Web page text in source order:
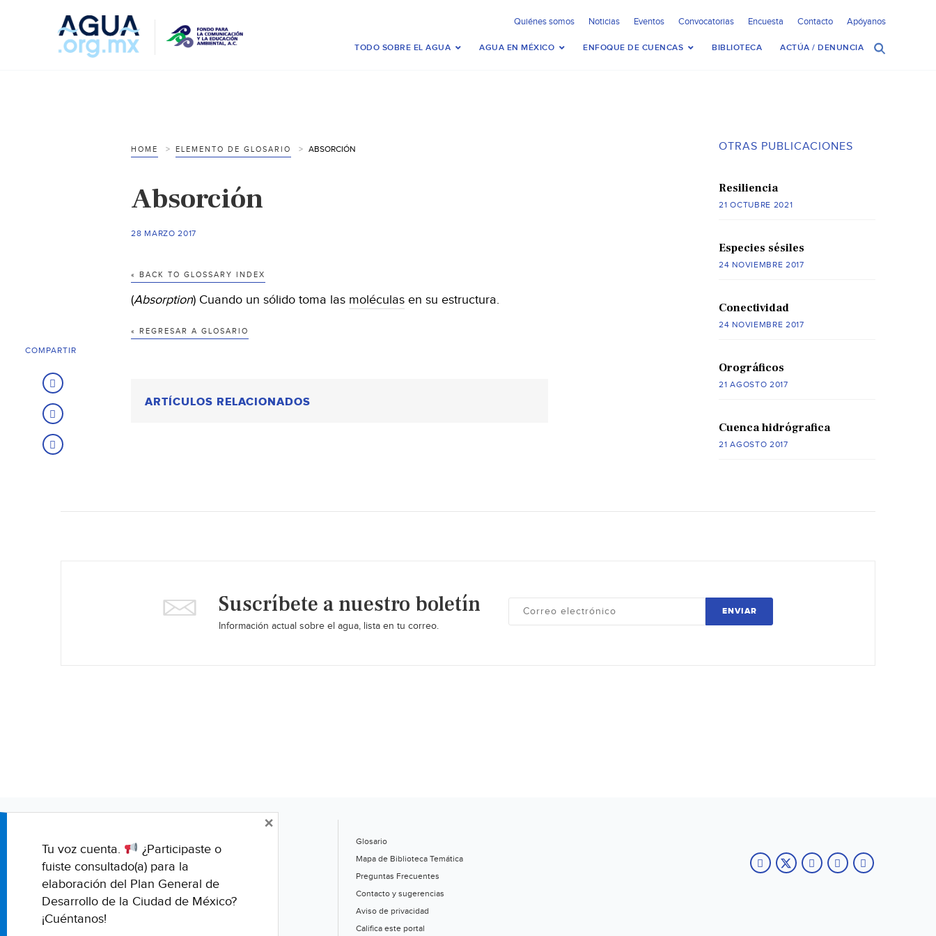
Quiénes somos Noticias Eventos Convocatorias Encuesta Contacto Apóyanos
TODO SOBRE EL AGUA AGUA EN MÉXICO ENFOQUE DE CUENCAS BIBLIOTECA ACTÚA / DENUNCIA
HOME ELEMENTO DE GLOSARIO ABSORCIÓN
Absorción
28 MARZO 2017
« BACK TO GLOSSARY INDEX
(Absorption) Cuando un sólido toma las moléculas en su estructura.
« REGRESAR A GLOSARIO
ARTÍCULOS RELACIONADOS
COMPARTIR
OTRAS PUBLICACIONES
Resiliencia
21 OCTUBRE 2021
Especies sésiles
24 NOVIEMBRE 2017
Conectividad
24 NOVIEMBRE 2017
Orográficos
21 AGOSTO 2017
Cuenca hidrógrafica
21 AGOSTO 2017
Suscríbete a nuestro boletín
Información actual sobre el agua, lista en tu correo.
ENVIAR
Glosario
Mapa de Biblioteca Temática
Preguntas Frecuentes
Contacto y sugerencias
Aviso de privacidad
Califica este portal
Tu voz cuenta.
¿Participaste o
fuiste consultado(a) para la
elaboración del Plan General de
Desarrollo de la Ciudad de México?
¡Cuéntanos!
×